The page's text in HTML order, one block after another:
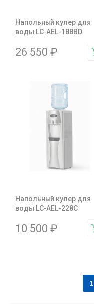
Напольный кулер для
воды LC-AEL-188BD
26 550 ₽
Напольный кулер для
воды LC-AEL-228С
10 500 ₽
1